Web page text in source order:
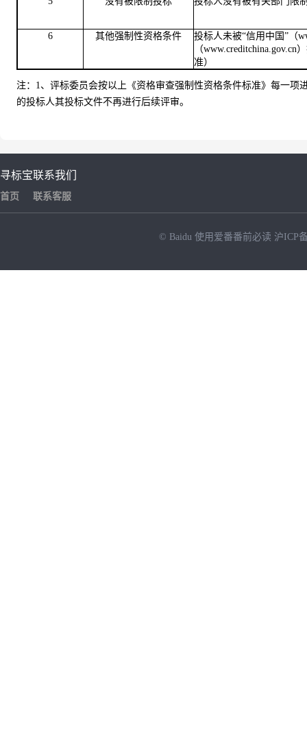
6 其他强制性资格条件
投标人未被“信用中国”（
（
准）
注： 1、评标委员会按以上《资格审查强制性资格条件标准》每一
的投标人其投标文件不再进行后续评审。
寻标宝
首页
联系我们
联系客服
© Baidu 使用爱番番前必读 沪ICP